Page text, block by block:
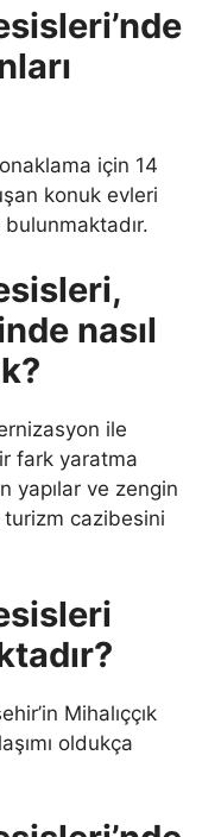
için 14
konuk evleri
nasıl
ile
fark yaratma
yapılar ve zengin
cazibesini
Mihalıççık
oldukça